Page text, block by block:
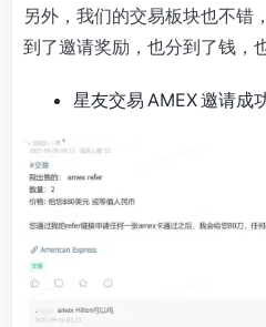
另外，我们的交易板块也不错
到了邀请奖励，也分到了钱，
星友交易 AMEX 邀请成